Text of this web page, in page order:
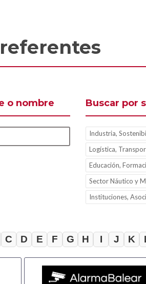
o nombre Buscar por
Industria,
Logística,
Educación,
Sector Náutico y
Instituciones,
C D E F G H I J K